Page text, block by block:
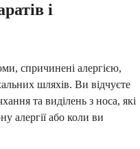
і
спричинені алергією,
шляхів. Ви відчуєте
та виділень з носа, які
алергії або коли ви